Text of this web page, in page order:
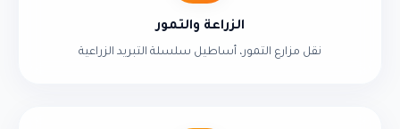
الزراعة والتمور
نقل مزارع التمور، أساطيل سلسلة التبريد الزراعية